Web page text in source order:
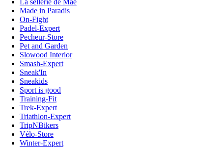
La sellerie de Maé
Made in Paradis
On-Fight
Padel-Expert
Pecheur-Store
Pet and Garden
Slowood Interior
Smash-Expert
Sneak'In
Sneakids
Sport is good
Training-Fit
Trek-Expert
Triathlon-Expert
TripNBikers
Vélo-Store
Winter-Expert